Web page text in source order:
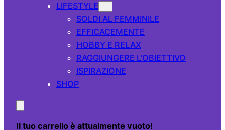
LIFESTYLE
SOLDI AL FEMMINILE
EFFICACEMENTE
HOBBY E RELAX
RAGGIUNGERE L’OBIETTIVO
ISPIRAZIONE
SHOP
Il tuo carrello è attualmente vuoto!